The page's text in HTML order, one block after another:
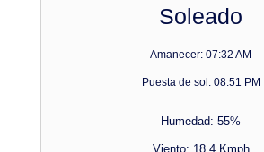
Soleado
Amanecer: 07:32 AM
Puesta de sol: 08:51 PM
Humedad: 55%
Viento: 18.4 Kmph